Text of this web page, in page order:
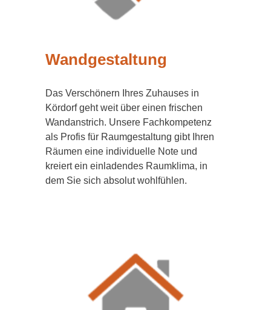
Wandgestaltung
Das Verschönern Ihres Zuhauses in
Kördorf geht weit über einen frischen
Wandanstrich. Unsere Fachkompetenz
als Profis für Raumgestaltung gibt Ihren
Räumen eine individuelle Note und
kreiert ein einladendes Raumklima, in
dem Sie sich absolut wohlfühlen.